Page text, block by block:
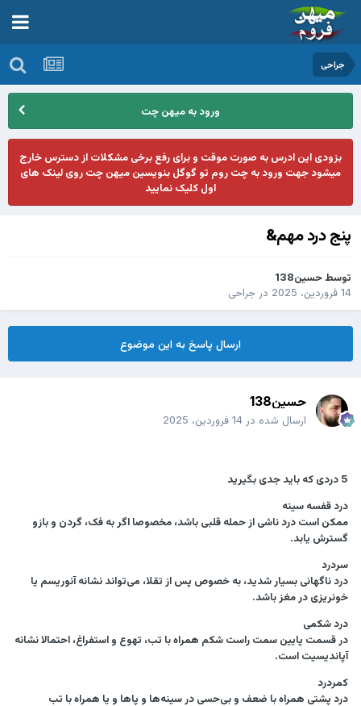
جراحی
ورود به میهن چت
بزودی این ادرس به صورت موقت و برای رفع برخی مشکلات از دسترس خارج
میشود جهت ورود به چت روم تو گوگل بنویسین میهن چت روی لینک های
اول کلیک نمایید
پنج درد مهم&
توسط حسین138
14 فروردین، 2025
در جراحی
ارسال پاسخ به این موضوع
حسین138
ارسال شده در 14 فروردین، 2025
5 دردی که باید جدی بگیرید
درد قفسه سینه
ممکن است درد ناشی از حمله قلبی باشد، مخصوصا اگر به فک، گردن و بازو
گسترش یابد.
سردرد
درد ناگهانی بسیار شدید، به خصوص پس از تقلا، می‌تواند نشانه آنوریسم یا
خونریزی در مغز باشد.
درد شکمی
در قسمت پايين سمت راست شکم همراه با تب، تهوع و استفراغ، احتمالا نشانه‌
آپاندیسیت است.
کمردرد
درد پشتی همراه با ضعف و بی‌حسی در سینه‌ها و پاها و یا همراه با تب